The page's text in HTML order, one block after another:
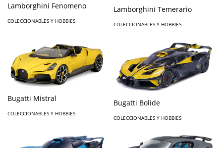
Lamborghini Fenomeno
COLECCIONABLES Y HOBBIES
Lamborghini Temerario
COLECCIONABLES Y HOBBIES
Bugatti Mistral
COLECCIONABLES Y HOBBIES
Bugatti Bolide
COLECCIONABLES Y HOBBIES